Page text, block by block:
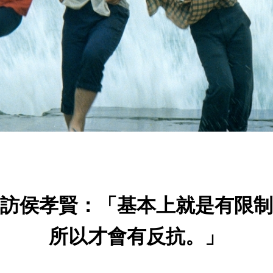
侯孝賢：「基本上就是有限
所以才會有反抗。」